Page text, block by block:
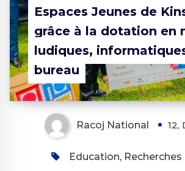
Espaces Jeunes de
grâce à la dotation en
ludiques,
bureau
Racoj National 12,
Education, Recherches